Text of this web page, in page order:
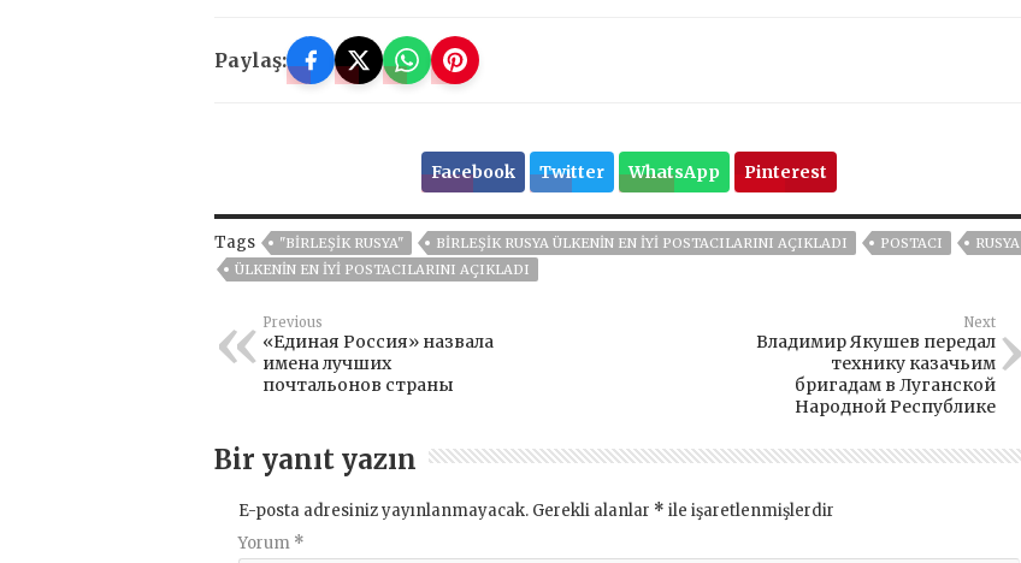
Paylaş:
Facebook Twitter WhatsApp Pinterest
Tags "BIRLEŞIK RUSYA" BIRLEŞIK RUSYA ÜLKENIN EN IYI POSTACILARINI AÇIKLADI POSTACI
RUSYA
ÜLKENIN EN IYI POSTACILARINI AÇIKLADI
Previous
«Единая Россия» назвала
имена лучших
почтальонов страны
Next
Владимир Якушев передал
технику казачьим
бригадам в Луганской
Народной Республике
Bir yanıt yazın
E-posta adresiniz yayınlanmayacak. Gerekli alanlar * ile işaretlenmişlerdir
Yorum *